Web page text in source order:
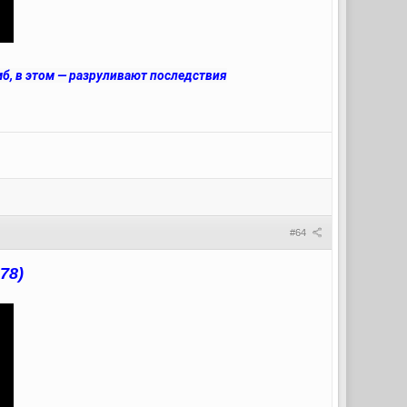
в этом — разруливают последствия
#64